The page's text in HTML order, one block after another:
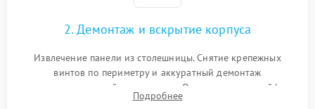
2. Демонтаж и вскрытие корпуса
Извлечение панели из столешницы. Снятие крепежных
винтов по периметру и аккуратный демонтаж
стеклокерамической поверхности. Отсоединение шлейфов
сенсорного блока для доступа к силовым платам, катушкам
Подробнее